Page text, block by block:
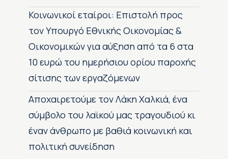
Κοινωνικοί εταίροι: Επιστολή προς
τον Υπουργό Εθνικής Οικονομίας &
Οικονομικών για αύξηση από τα 6 στα
10 ευρώ του ημερήσιου ορίου παροχής
σίτισης των εργαζόμενων
Αποχαιρετούμε τον Λάκη Χαλκιά, ένα
σύμβολο του λαϊκού μας τραγουδιού κι
έναν άνθρωπο με βαθιά κοινωνική και
πολιτική συνείδηση